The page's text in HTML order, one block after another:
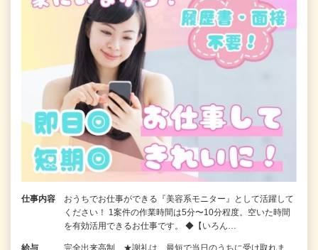
仕事内容
おうちでお仕事ができる『美容系モニター』として活躍して
ください！ 1案件の作業時間は5分〜10分程度。空いた時間
を有効活用できるお仕事です。 ◆【いろん…